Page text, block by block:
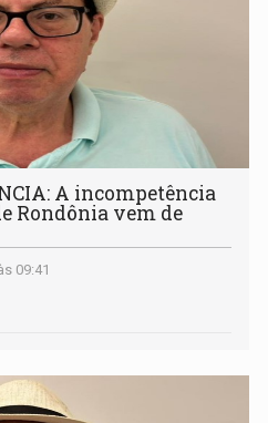
A incompetência
Rondônia vem de
09:41